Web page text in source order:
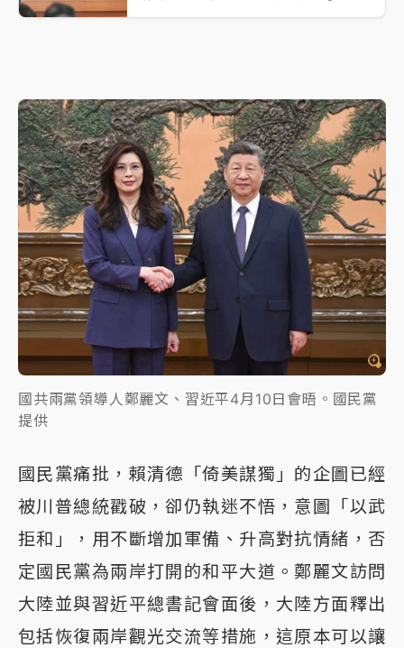
國共兩黨領導人鄭麗文、習近平4月10日會晤。國民黨
提供
國民黨痛批，賴清德「倚美謀獨」的企圖已經
被川普總統戳破，卻仍執迷不悟，意圖「以武
拒和」，用不斷增加軍備、升高對抗情緒，否
定國民黨為兩岸打開的和平大道。鄭麗文訪問
大陸並與習近平總書記會面後，大陸方面釋出
包括恢復兩岸觀光交流等措施，這原本可以讓